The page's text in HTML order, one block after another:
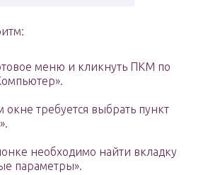
меню и кликнуть ПКМ по
окне требуется выбрать пункт
необходимо найти вкладку
параметры».